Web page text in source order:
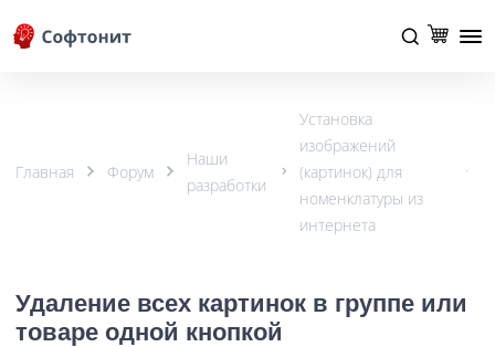
Главная Форум
Наши
разработки
Установка
изображений
(картинок) для
номенклатуры из
интернета
Удаление всех картинок в группе или
товаре одной кнопкой